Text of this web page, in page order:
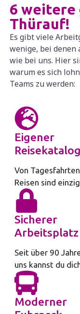
6 weitere
Thürauf!
Es gibt viele
wenige, bei
wie bei uns. Hier
warum es sich
Teams zu werden:
Eigener
Reisekatalog
Von
Reisen sind
Sicherer
Arbeitsplatz
Seit über 90
uns kannst du
Moderner